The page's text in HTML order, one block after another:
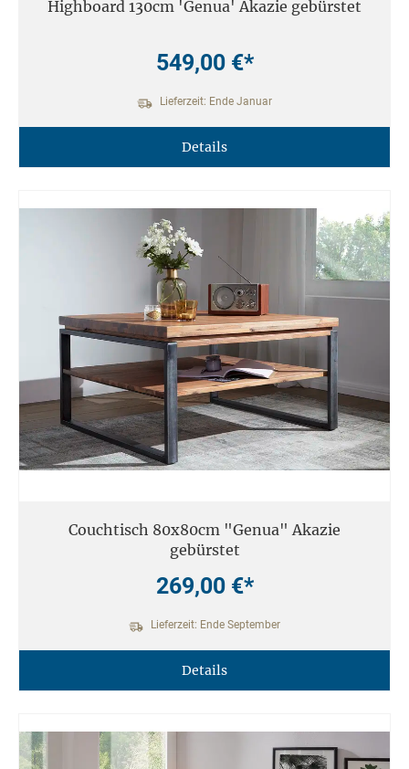
Highboard 130cm 'Genua' Akazie gebürstet
549,00 €*
Lieferzeit: Ende Januar
Details
Couchtisch 80x80cm "Genua" Akazie
gebürstet
269,00 €*
Lieferzeit: Ende September
Details